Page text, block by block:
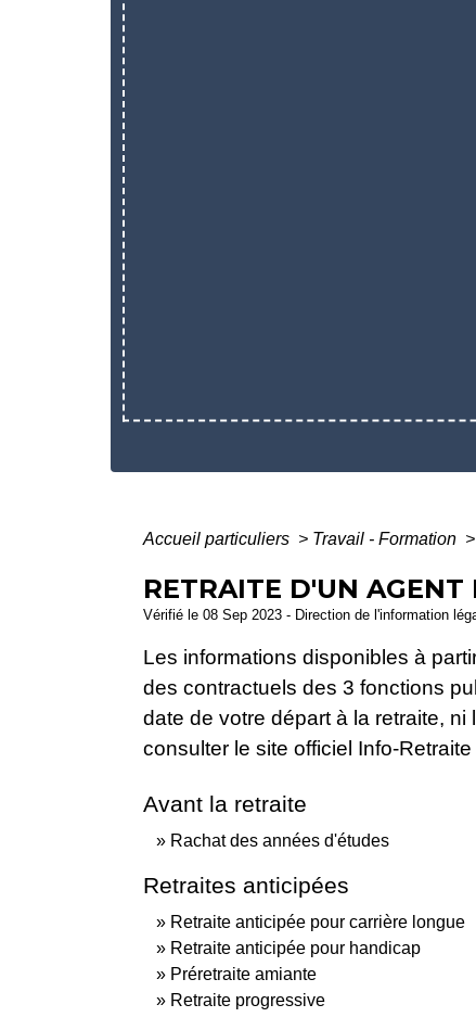
Accueil particuliers > Travail - Formation >
RETRAITE D'UN AGENT
Vérifié le 08 Sep 2023 - Direction de l'information
Les informations disponibles à
des contractuels des 3 fonctions
date de votre départ à la retraite,
consulter le site officiel Info-
Avant la retraite
Rachat des années d'études
Retraites anticipées
Retraite anticipée pour carrière longue
Retraite anticipée pour handicap
Préretraite amiante
Retraite progressive